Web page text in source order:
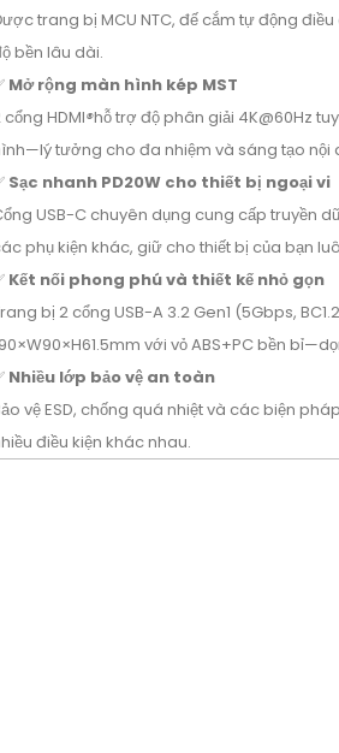
trang bị MCU NTC, đế cắm tự động
bền lâu dài.
Mở rộng màn hình kép MST
cổng HDMI®hỗ trợ độ phân giải 4K@60Hz
tưởng cho đa nhiệm và sáng tạo nội
Sạc nhanh PD20W cho thiết bị ngoại vi
USB-C chuyên dụng cung cấp truyền
phụ kiện khác, giữ cho thiết bị của bạn
Kết nối phong phú và thiết kế nhỏ gọn
bị 2 cổng USB-A 3.2 Gen1 (5Gbps,
với vỏ ABS+PC bền
Nhiều lớp bảo vệ an toàn
vệ ESD, chống quá nhiệt và các biện
điều kiện khác nhau.